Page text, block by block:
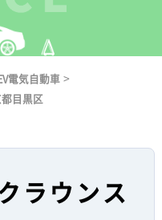
電気自動車 >
目黒区
ラウンス